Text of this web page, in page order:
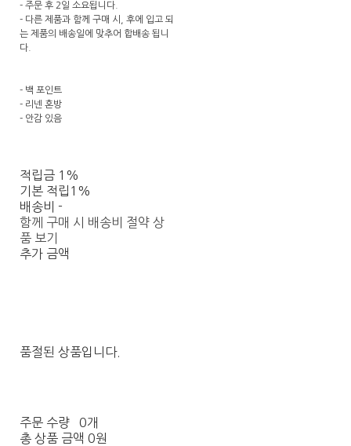
- 주문 후 2일 소요됩니다.
- 다른 제품과 함께 구매 시, 후에 입고 되
는 제품의 배송일에 맞추어 합배송 됩니
다.
- 백 포인트
- 리넨 혼방
- 안감 있음
적립금 1%
기본 적립 1%
배송비 -
함께 구매 시 배송비 절약 상
품 보기
추가 금액
품절된 상품입니다.
주문 수량
0개
총 상품 금액 0원